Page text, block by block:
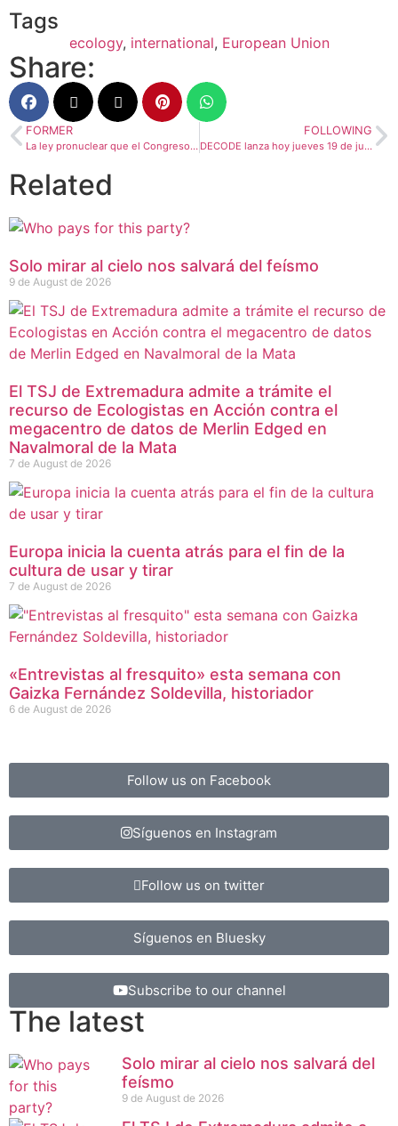
Tags
ecology, international, European Union
Share:
FORMER
La ley pronuclear que el Congreso ha acordado tramitar deja la política energética en manos de las grandes eléctricas privadas
FOLLOWING
DECODE lanza hoy jueves 19 de junio su nuevo single «FORAJIDO»
Related
Solo mirar al cielo nos salvará del feísmo
9 de August de 2026
El TSJ de Extremadura admite a trámite el
recurso de Ecologistas en Acción contra el
megacentro de datos de Merlin Edged en
Navalmoral de la Mata
7 de August de 2026
Europa inicia la cuenta atrás para el fin de la
cultura de usar y tirar
7 de August de 2026
«Entrevistas al fresquito» esta semana con
Gaizka Fernández Soldevilla, historiador
6 de August de 2026
Follow us on Facebook
Síguenos en Instagram
Follow us on twitter
Síguenos en Bluesky
Subscribe to our channel
The latest
Solo mirar al cielo nos salvará del
feísmo
9 de August de 2026